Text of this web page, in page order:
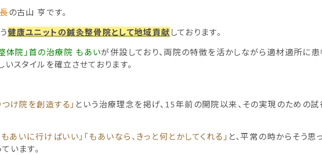
の古山 亨です。
健康ユニットの鍼灸整骨院として地域貢献 しております。
体院」首の治療院 もあいが併設しており、両院の特徴を活かしながら適材適所に
スタイルを確立させております。
け院を創造する」 という治療理念を掲げ、15年前の開院以来、その実現のための
あいに行けばいい」「もあいなら、きっと何とかしてくれる」 と、平常の時からそう思
います。